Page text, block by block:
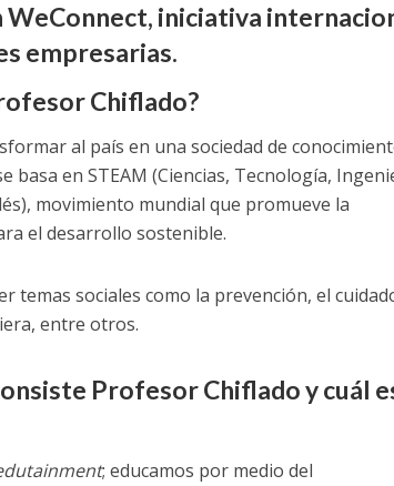
iniciativa
empresarias.
Chiflado?
al país en una sociedad de
en STEAM (Ciencias, Tecnología,
movimiento mundial que promueve la
el desarrollo sostenible.
temas sociales como la prevención, el
entre otros.
Profesor Chiflado y cuál
; educamos por medio del